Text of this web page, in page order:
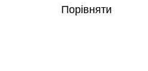
Порівняти